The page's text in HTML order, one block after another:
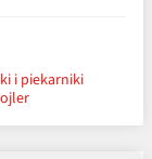
i piekarniki